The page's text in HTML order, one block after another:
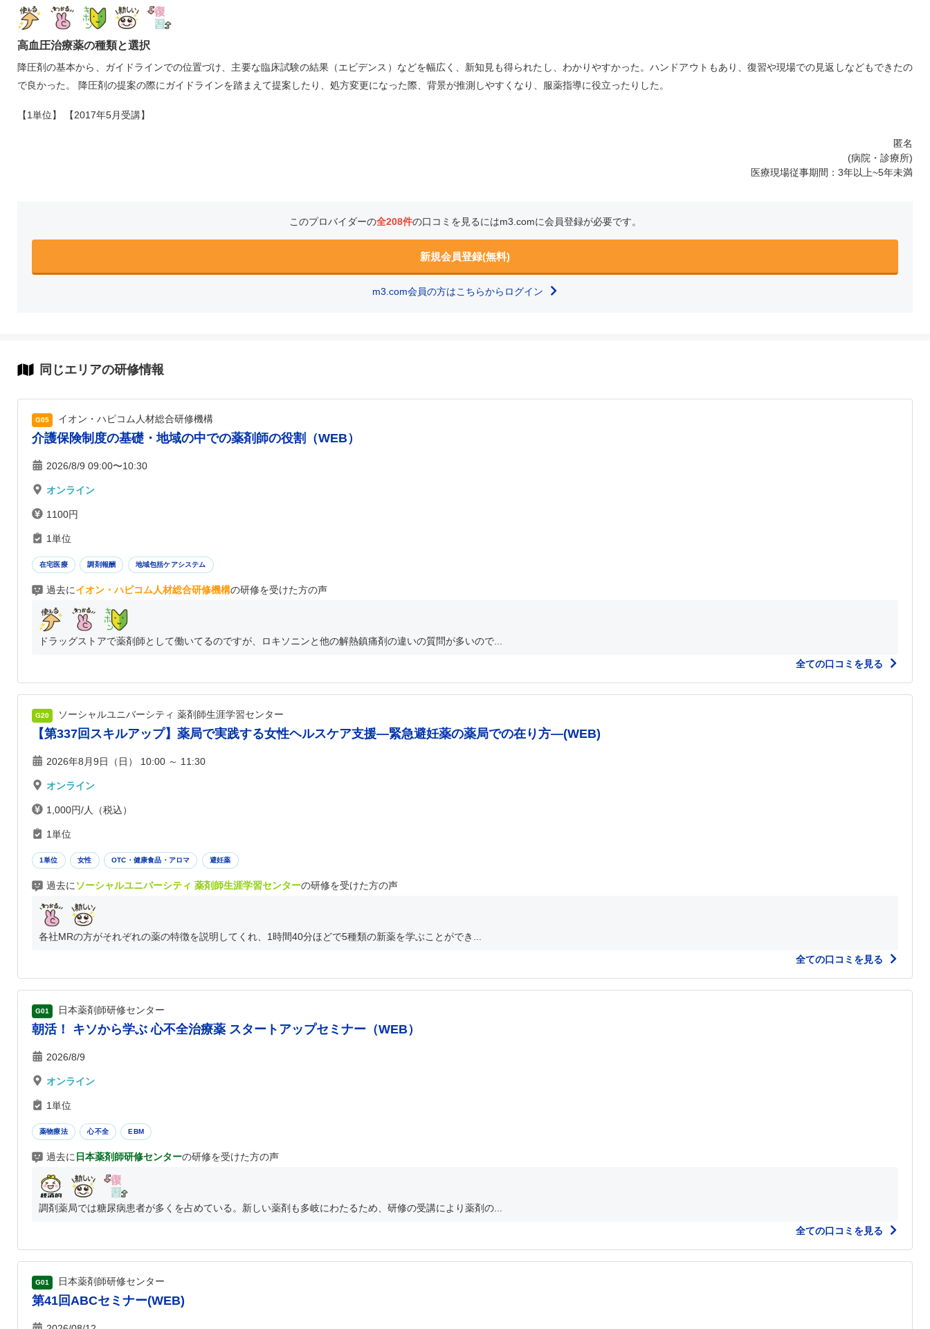
高血圧治療薬の種類と選択
降圧剤の基本から、ガイドラインでの位置づけ、主要な臨床試験の結果（エビデンス）などを幅広く、新知見も得られたし、わかりやすかった。ハンドアウトもあり、復習や現場での見返しなどもできたの
で良かった。 降圧剤の提案の際にガイドラインを踏まえて提案したり、処方変更になった際、背景が推測しやすくなり、服薬指導に役立ったりした。
【1単位】 【2017年5月受講】
匿名
(病院・診療所)
医療現場従事期間：3年以上~5年未満
このプロバイダーの全208件の口コミを見るにはm3.comに会員登録が必要です。
新規会員登録(無料)
m3.com会員の方はこちらからログイン
同じエリアの研修情報
G05 イオン・ハピコム人材総合研修機構
介護保険制度の基礎・地域の中での薬剤師の役割（WEB）
2026/8/9 09:00〜10:30
オンライン
1100円
1単位
在宅医療 調剤報酬 地域包括ケアシステム
過去にイオン・ハピコム人材総合研修機構の研修を受けた方の声
ドラッグストアで薬剤師として働いてるのですが、ロキソニンと他の解熱鎮痛剤の違いの質問が多いので...
全ての口コミを見る
G20 ソーシャルユニバーシティ 薬剤師生涯学習センター
【第337回スキルアップ】薬局で実践する女性ヘルスケア支援―緊急避妊薬の薬局での在り方―(WEB)
2026年8月9日（日） 10:00 ～ 11:30
オンライン
1,000円/人（税込）
1単位
1単位 女性 OTC・健康食品・アロマ 避妊薬
過去にソーシャルユニバーシティ 薬剤師生涯学習センターの研修を受けた方の声
各社MRの方がそれぞれの薬の特徴を説明してくれ、1時間40分ほどで5種類の新薬を学ぶことができ...
全ての口コミを見る
G01 日本薬剤師研修センター
朝活！ キソから学ぶ 心不全治療薬 スタートアップセミナー（WEB）
2026/8/9
オンライン
1単位
薬物療法 心不全 EBM
過去に 日本薬剤師研修センターの研修を受けた方の声
調剤薬局では糖尿病患者が多くを占めている。新しい薬剤も多岐にわたるため、研修の受講により薬剤の...
全ての口コミを見る
G01 日本薬剤師研修センター
第41回ABCセミナー(WEB)